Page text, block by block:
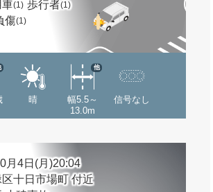
(1) 歩行者(1)
傷(1)
晴
幅5.5～
13.0m
他
信号なし
月4日(月)20:04
十日市場町 付近